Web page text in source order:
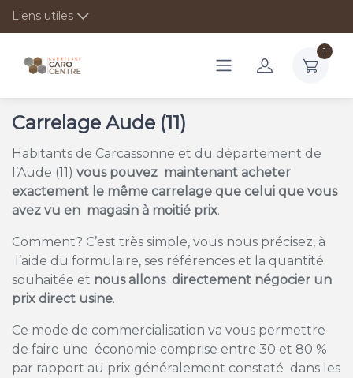
Liens utiles
1
Carrelage Aude (11)
Habitants de Carcassonne et du département de
l’Aude (11) vous pouvez maintenant acheter
exactement le même carrelage que celui que vous
avez vu en magasin à moitié prix.
Comment? C’est très simple, vous nous précisez, à
l’aide du formulaire, ses références et la quantité
souhaitée et nous allons directement négocier un
prix direct usine.
Ce mode de commercialisation va vous permettre
de faire une économie comprise entre 30 et 80 %
par rapport au prix généralement constaté dans les